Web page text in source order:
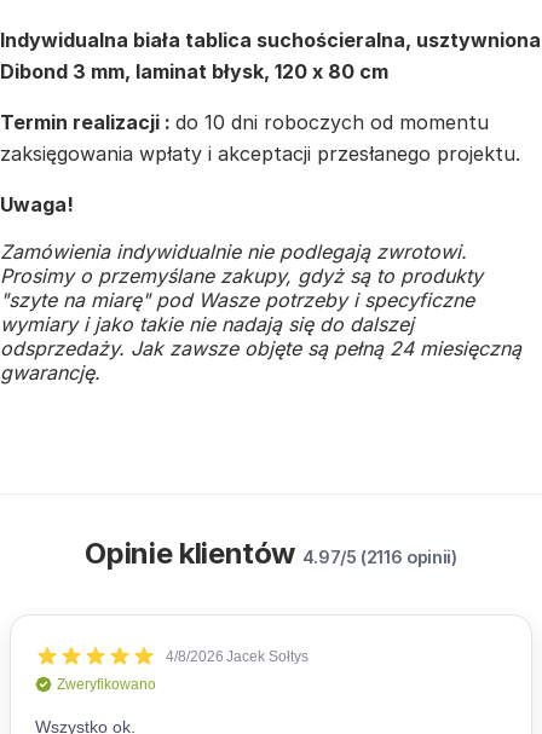
Indywidualna biała tablica suchościeralna, usztywniona
Dibond 3 mm, laminat błysk, 120 x 80 cm
Termin realizacji : do 10 dni roboczych od momentu
zaksięgowania wpłaty i akceptacji przesłanego projektu.
Uwaga!
Zamówienia indywidualnie nie podlegają zwrotowi.
Prosimy o przemyślane zakupy, gdyż są to produkty
"szyte na miarę" pod Wasze potrzeby i specyficzne
wymiary i jako takie nie nadają się do dalszej
odsprzedaży. Jak zawsze objęte są pełną 24 miesięczną
gwarancję.
Opinie klientów 4.97/5 (2116 opinii)